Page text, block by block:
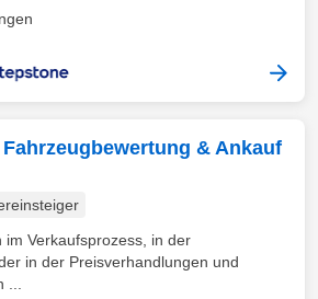
& Ankauf
im Verkaufsprozess, in der
in der Preisverhandlungen und